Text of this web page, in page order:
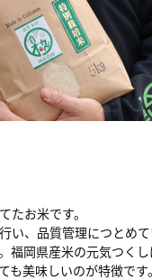
たお米です。
、品質管理につとめて
福岡県産米の元気つく
美味しいのが特徴です。